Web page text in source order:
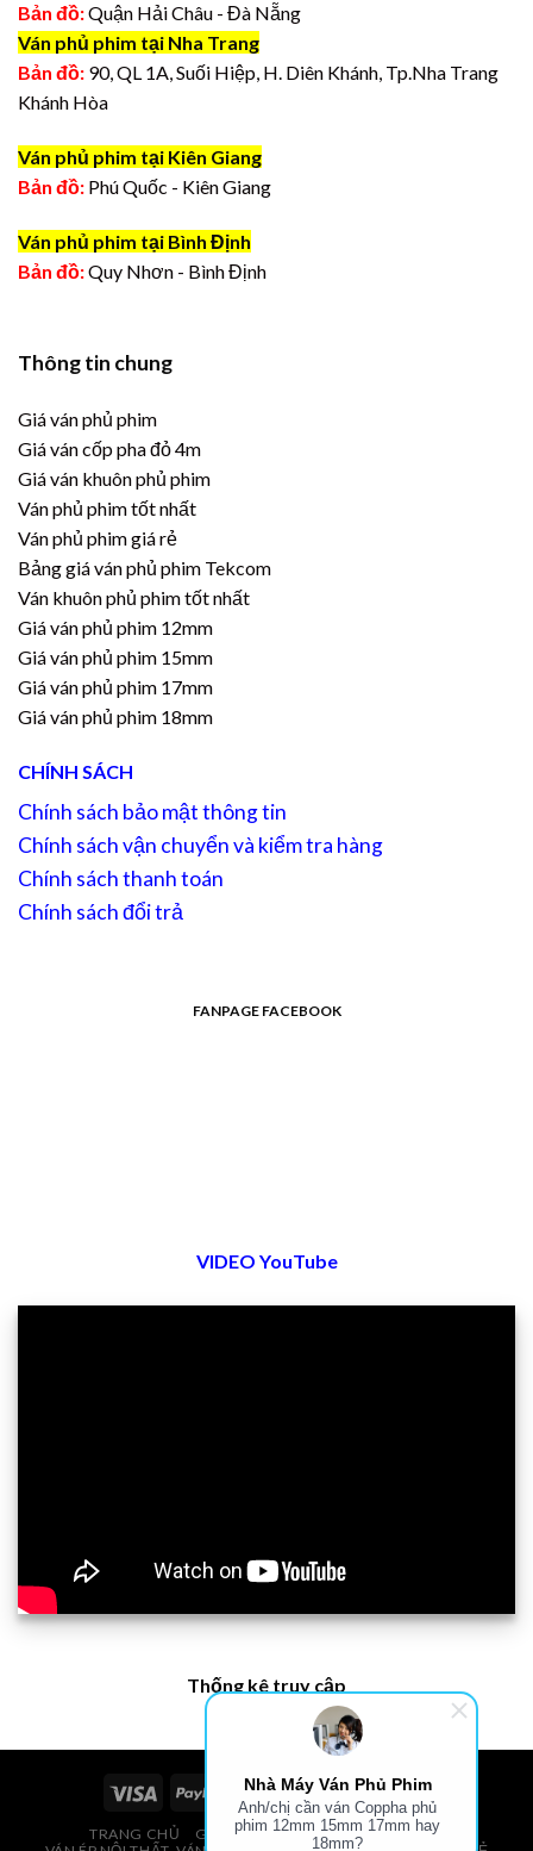
Bản đồ:Quận Hải Châu - Đà Nẵng
Ván phủ phim tại Nha Trang
Bản đồ: 90, QL 1A, Suối Hiệp, H. Diên Khánh, Tp.Nha Trang
Khánh Hòa
Ván phủ phim tại Kiên Giang
Bản đồ: Phú Quốc - Kiên Giang
Ván phủ phim tại Bình Định
Bản đồ:Quy Nhơn - Bình Định
Thông tin chung
Giá ván phủ phim
Giá ván cốp pha đỏ 4m
Giá ván khuôn phủ phim
Ván phủ phim tốt nhất
Ván phủ phim giá rẻ
Bảng giá ván phủ phim Tekcom
Ván khuôn phủ phim tốt nhất
Giá ván phủ phim 12mm
Giá ván phủ phim 15mm
Giá ván phủ phim 17mm
Giá ván phủ phim 18mm
CHÍNH SÁCH
Chính sách bảo mật thông tin
Chính sách vận chuyển và kiểm tra hàng
Chính sách thanh toán
Chính sách đổi trả
FANPAGE FACEBOOK
VIDEO YouTube
Thống kê truy cập
TRANG CHỦ
GIÁ VÁN PHỦ PHIM, VÁN COPPHA
Nhà Máy Ván Phủ Phim
Anh/chị cần ván Coppha phủ
phim 12mm 15mm 17mm hay
18mm?